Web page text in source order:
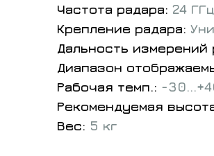
Частота радара: 24 ГГц
Крепление радара:
Дальность измерений
Диапазон
Рабочая темп.: -
Рекомендуемая
Вес: 5 кг